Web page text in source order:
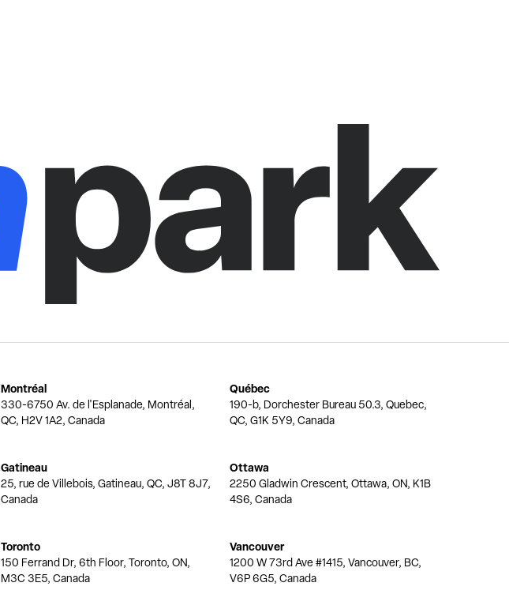
Montréal
330-6750 Av. de l'Esplanade, Montréal,
QC, H2V 1A2, Canada
Québec
190-b, Dorchester Bureau 50.3, Quebec,
QC, G1K 5Y9, Canada
Gatineau
25, rue de Villebois, Gatineau, QC, J8T 8J7,
Canada
Ottawa
2250 Gladwin Crescent, Ottawa, ON, K1B
4S6, Canada
Toronto
150 Ferrand Dr, 6th Floor, Toronto, ON,
M3C 3E5, Canada
Vancouver
1200 W 73rd Ave #1415, Vancouver, BC,
V6P 6G5, Canada